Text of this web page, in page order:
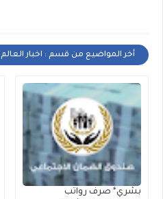
أخر المواضيع من قسم : اخبار العالم
بشري* صرف رواتب